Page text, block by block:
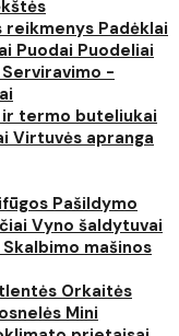
reikmenys Padėklai
Puodai Puodeliai
Serviravimo -
ir termo buteliukai
Virtuvės apranga
Pašildymo
Vyno šaldytuvai
Skalbimo mašinos
Orkaitės
Mini